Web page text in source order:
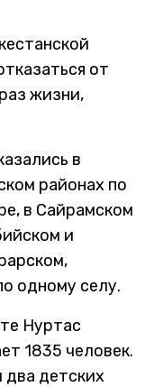
от
жизни,
в
районах по
в Сайрамском
и
одному селу.
Нуртас
1835 человек.
детских